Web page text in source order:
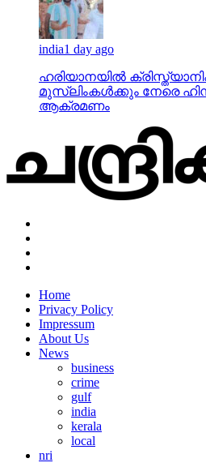
india1 day ago
ഹരിയാനയില്‍
മുസ്‌ലിംകള്‍ക്കും നേരെ
ആക്രമണം
Home
Privacy Policy
Impressum
About Us
News
business
crime
gulf
india
kerala
local
nri